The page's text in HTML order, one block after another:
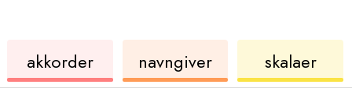
akkorder
akkord
navngiver
ukulele
skalaer